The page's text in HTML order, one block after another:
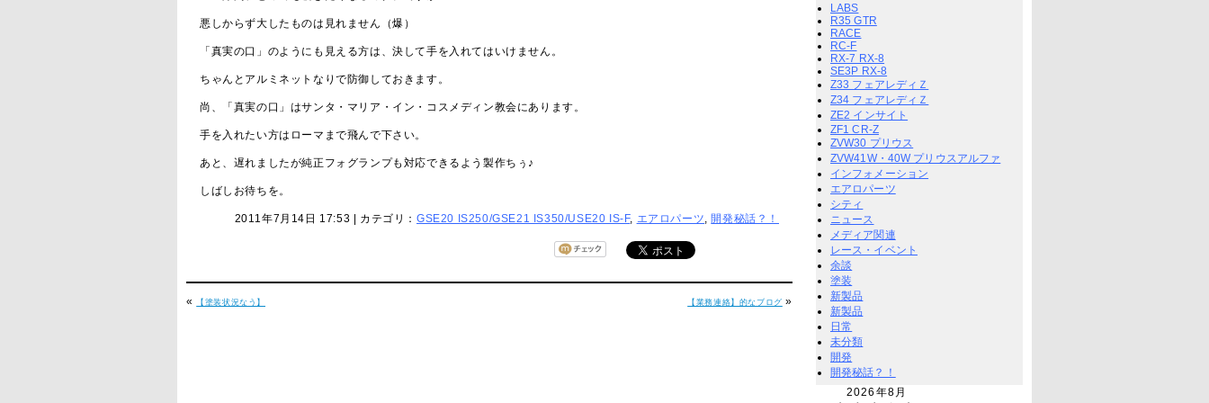
悪しからず大したものは見れません（爆）
「真実の口」のようにも見える方は、決して手を入れてはいけません。
ちゃんとアルミネットなりで防御しておきます。
尚、「真実の口」はサンタ・マリア・イン・コスメディン教会にあります。
手を入れたい方はローマまで飛んで下さい。
あと、遅れましたが純正フォグランプも対応できるよう製作ちぅ♪
しばしお待ちを。
2011年7月14日 17:53 | カテゴリ： GSE20 IS250/GSE21 IS350/USE20 IS-F, エアロパーツ, 開発秘話？！
« 【塗装状況なう】 【業務連絡】的なブログ »
LABS
R35 GTR
RACE
RC-F
RX-7 RX-8
SE3P RX-8
Z33 フェアレディＺ
Z34 フェアレディＺ
ZE2 インサイト
ZF1 CR-Z
ZVW30 プリウス
ZVW41W・40W プリウスアルファ
インフォメーション
エアロパーツ
シティ
ニュース
メディア関連
レース・イベント
余談
塗装
新製品
新製品
日常
未分類
開発
開発秘話？！
2026年8月